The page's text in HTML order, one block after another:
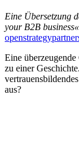
Eine Übersetzung
your B2B
Eine
zu einer
aus?